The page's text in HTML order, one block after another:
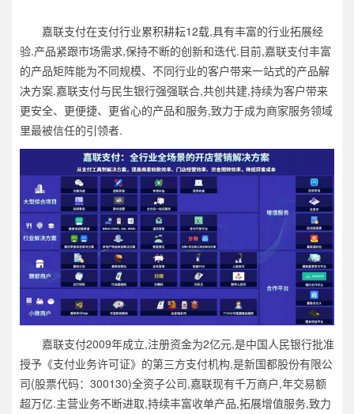
嘉联支付在支付行业累积耕耘12载,具有丰富的行业拓展经
验.产品紧跟市场需求,保持不断的创新和迭代.目前,嘉联支付丰富
的产品矩阵能为不同规模、不同行业的客户带来一站式的产品解
决方案.嘉联支付与民生银行强强联合,共创共建,持续为客户带来
更安全、更便捷、更省心的产品和服务,致力于成为商家服务领域
里最被信任的引领者.
嘉联支付2009年成立,注册资金为2亿元,是中国人民银行批准
授予《支付业务许可证》的第三方支付机构,是新国都股份有限公
司(股票代码：300130)全资子公司,嘉联现有千万商户,年交易额
超万亿.主营业务不断进取,持续丰富收单产品,拓展增值服务,致力